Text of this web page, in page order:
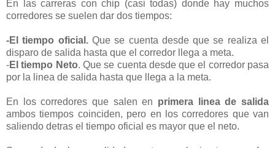
En las carreras con chip (casi todas) donde hay muchos
corredores se suelen dar dos tiempos:
-El tiempo oficial.Que se cuenta desde que se realiza el
disparo de salida hasta que el corredor llega a meta.
-El tiempo Neto. Que se cuenta desde que el corredor pasa
por la linea de salida hasta que llega a la meta.
En los corredores que salen en primera linea de salida
ambos tiempos coinciden, pero en los corredores que van
saliendo detras el tiempo oficial es mayor que el neto.